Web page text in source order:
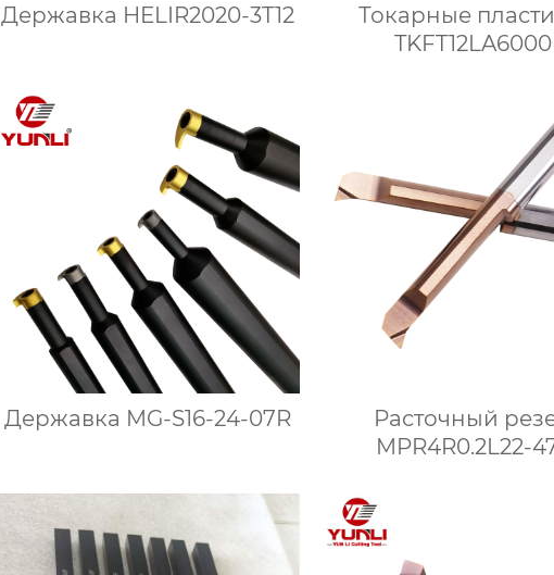
Державка HELIR2020-3T12
Токарные
TKFT12LA6000
Державка MG-S16-24-07R
Расточный
MPR4R0.2L22-